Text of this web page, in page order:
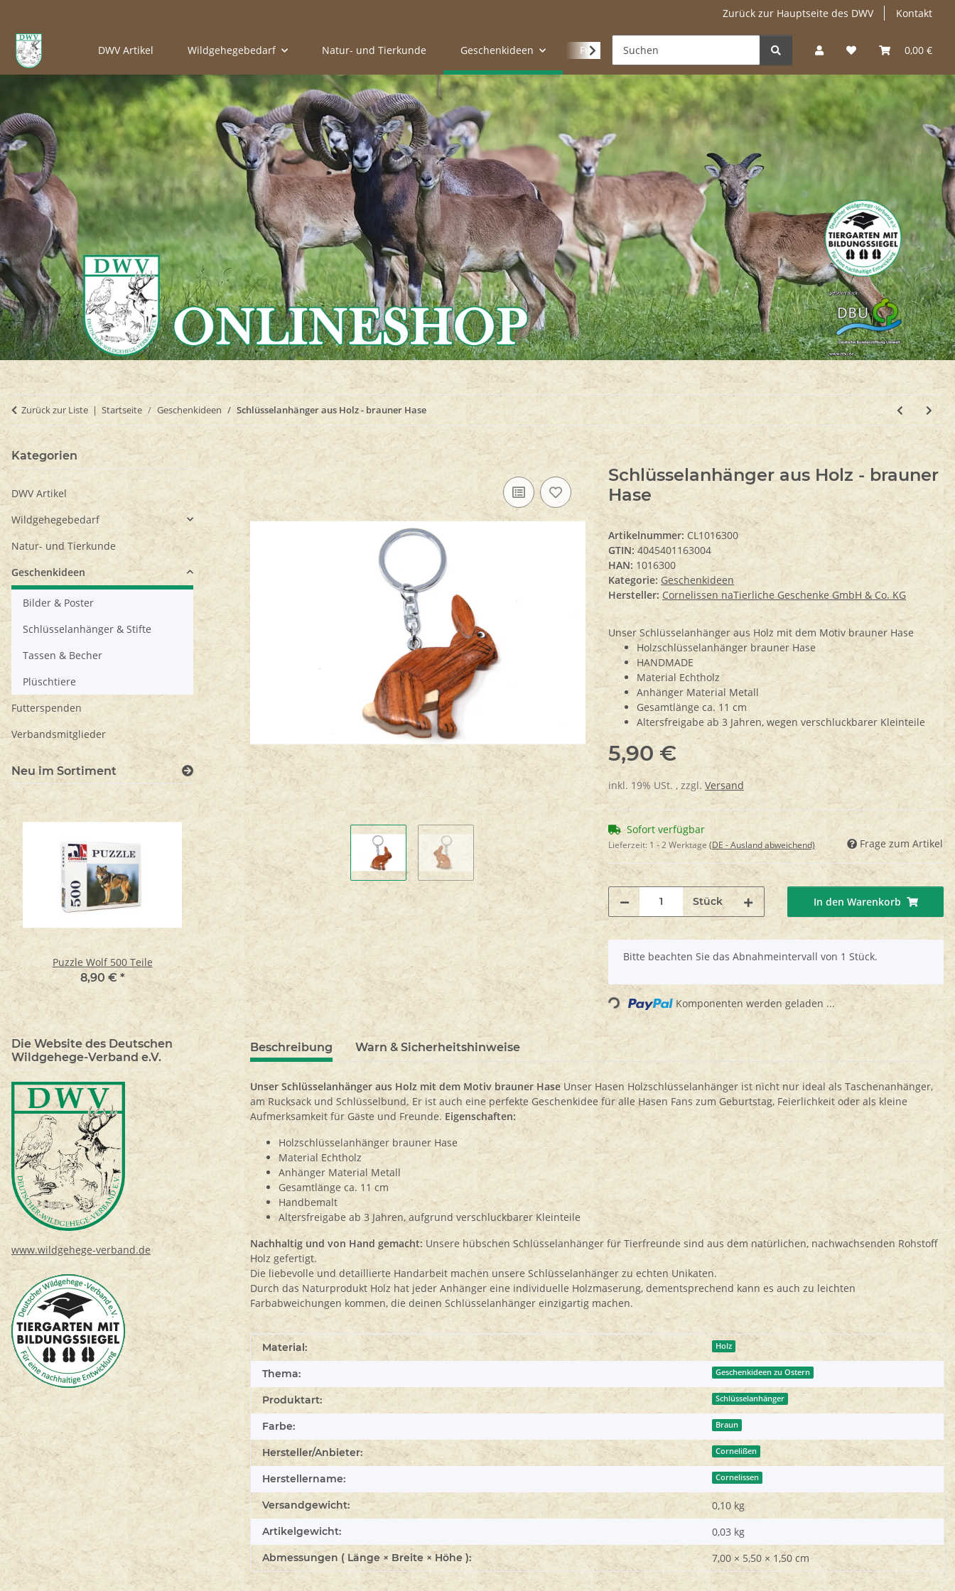
Zurück zur Hauptseite des DWV Kontakt
0,00 €
DWV Artikel Wildgehegebedarf Natur- und Tierkunde Geschenkideen Futterspenden Verbandsmitglieder
Zurück zur Liste Startseite Geschenkideen Schlüsselanhänger aus Holz - brauner Hase
Schlüsselanhänger aus Holz - brauner
Hase
Artikelnummer: CL1016300
GTIN: 4045401163004
HAN: 1016300
Kategorie: Geschenkideen
Hersteller: Cornelissen naTierliche Geschenke GmbH & Co. KG
Unser Schlüsselanhänger aus Holz mit dem Motiv brauner Hase
Holzschlüsselanhänger brauner Hase
HANDMADE
Material Echtholz
Anhänger Material Metall
Gesamtlänge ca. 11 cm
Altersfreigabe ab 3 Jahren, wegen verschluckbarer Kleinteile
5,90 €
inkl. 19% USt. , zzgl. Versand
Sofort verfügbar
Lieferzeit: 1 - 2 Werktage (DE - Ausland abweichend) Frage zum Artikel
Stück In den Warenkorb
x
Bitte beachten Sie das Abnahmeintervall von 1 Stück.
Loading... Komponenten werden geladen ...
Beschreibung Warn & Sicherheitshinweise
Unser Schlüsselanhänger aus Holz mit dem Motiv brauner HaseUnser Hasen Holzschlüsselanhänger ist nicht nur ideal als Taschenanhänger,
am Rucksack und Schlüsselbund. Er ist auch eine perfekte Geschenkidee für alle Hasen Fans zum Geburtstag, Feierlichkeit oder als kleine
Aufmerksamkeit für Gäste und Freunde. Eigenschaften:
Holzschlüsselanhänger brauner Hase
Material Echtholz
Anhänger Material Metall
Gesamtlänge ca. 11 cm
Handbemalt
Altersfreigabe ab 3 Jahren, aufgrund verschluckbarer Kleinteile
Nachhaltig und von Hand gemacht: Unsere hübschen Schlüsselanhänger für Tierfreunde sind aus dem natürlichen, nachwachsenden Rohstoff
Holz gefertigt.
Die liebevolle und detaillierte Handarbeit machen unsere Schlüsselanhänger zu echten Unikaten.
Durch das Naturprodukt Holz hat jeder Anhänger eine individuelle Holzmaserung, dementsprechend kann es auch zu leichten
Farbabweichungen kommen, die deinen Schlüsselanhänger einzigartig machen.
Produkteigenschaft
Wert
Material: Holz
Thema: Geschenkideen zu Ostern
Produktart: Schlüsselanhänger
Farbe: Braun
Hersteller/Anbieter: Cornelißen
Herstellername: Cornelissen
Versandgewicht: 0,10 kg
Artikelgewicht: 0,03 kg
Abmessungen ( Länge × Breite × Höhe ): 7,00 × 5,50 × 1,50 cm
Kategorien
DWV Artikel
Wildgehegebedarf
Natur- und Tierkunde
Geschenkideen
Bilder & Poster
Schlüsselanhänger & Stifte
Tassen & Becher
Plüschtiere
Futterspenden
Verbandsmitglieder
Neu im Sortiment
Puzzle Wolf 500 Teile
8,90 € *
Puzzle Eichhörnchen 500 Teile
8,90 €
Puzzle Weißkopfseeadler 500
Teile
*
Puzzle Wolf 500 Teile
Puzzle Eichhörnchen 500 Teile
Die Website des Deutschen
Wildgehege-Verband e.V.
www.wildgehege-verband.de